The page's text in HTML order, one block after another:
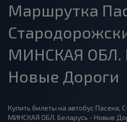
Маршрутка
МИНСКАЯ ОБЛ.
Новые Дороги
Купить билеты на автобус Пасека,
МИНСКАЯ ОБЛ. Беларусь - Новые